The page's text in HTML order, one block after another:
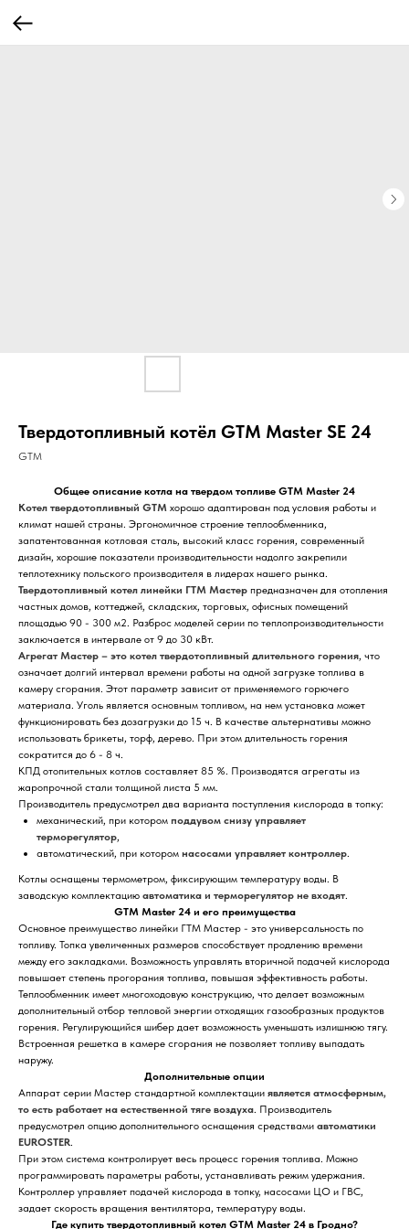
Твердотопливный котёл GTM Master SE 24
GTM
Общее описание котла на твердом топливе GTM Master 24
Котел твердотопливный GTM хорошо адаптирован под условия работы и
климат нашей страны. Эргономичное строение теплообменника,
запатентованная котловая сталь, высокий класс горения, современный
дизайн, хорошие показатели производительности надолго закрепили
теплотехнику польского производителя в лидерах нашего рынка.
Твердотопливный котел линейки ГТМ Мастер предназначен для отопления
частных домов, коттеджей, складских, торговых, офисных помещений
площадью 90 - 300 м2. Разброс моделей серии по теплопроизводительности
заключается в интервале от 9 до 30 кВт.
Агрегат Мастер – это котел твердотопливный длительного горения, что
означает долгий интервал времени работы на одной загрузке топлива в
камеру сгорания. Этот параметр зависит от применяемого горючего
материала. Уголь является основным топливом, на нем установка может
функционировать без дозагрузки до 15 ч. В качестве альтернативы можно
использовать брикеты, торф, дерево. При этом длительность горения
сократится до 6 - 8 ч.
КПД отопительных котлов составляет 85 %. Производятся агрегаты из
жаропрочной стали толщиной листа 5 мм.
Производитель предусмотрел два варианта поступления кислорода в топку:
механический, при котором поддувом снизу управляет
терморегулятор,
автоматический, при котором насосами управляет контроллер.
Котлы оснащены термометром, фиксирующим температуру воды. В
заводскую комплектацию автоматика и терморегулятор не входят.
GTM Master 24 и его преимущества
Основное преимущество линейки ГТМ Мастер - это универсальность по
топливу. Топка увеличенных размеров способствует продлению времени
между его закладками. Возможность управлять вторичной подачей кислорода
повышает степень прогорания топлива, повышая эффективность работы.
Теплообменник имеет многоходовую конструкцию, что делает возможным
дополнительный отбор тепловой энергии отходящих газообразных продуктов
горения. Регулирующийся шибер дает возможность уменьшать излишнюю тягу.
Встроенная решетка в камере сгорания не позволяет топливу выпадать
наружу.
Дополнительные опции
Аппарат серии Мастер стандартной комплектации является атмосферным,
то есть работает на естественной тяге воздуха. Производитель
предусмотрел опцию дополнительного оснащения средствами автоматики
EUROSTER.
При этом система контролирует весь процесс горения топлива. Можно
программировать параметры работы, устанавливать режим удержания.
Контроллер управляет подачей кислорода в топку, насосами ЦО и ГВС,
задает скорость вращения вентилятора, температуру воды.
Где купить твердотопливный котел GTM Master 24 в Гродно?